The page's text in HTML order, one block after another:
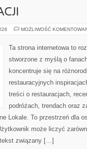
MOŻLIWOŚĆ
Ta strona internetowa to
stworzone z myślą o
koncentruje się na
restauracyjnych
treści o restauracjach,
podróżach, trendach oraz
Lokale. To przestrzeń dla
może liczyć
związany […]